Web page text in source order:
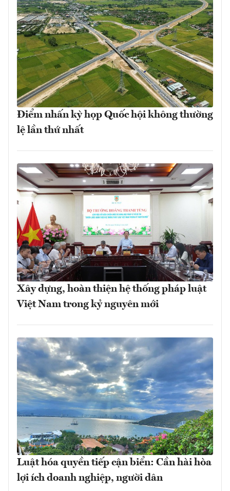
Điểm nhấn kỳ họp Quốc hội không thường
lệ lần thứ nhất
Xây dựng, hoàn thiện hệ thống pháp luật
Việt Nam trong kỷ nguyên mới
Luật hóa quyền tiếp cận biển: Cần hài hòa
lợi ích doanh nghiệp, người dân